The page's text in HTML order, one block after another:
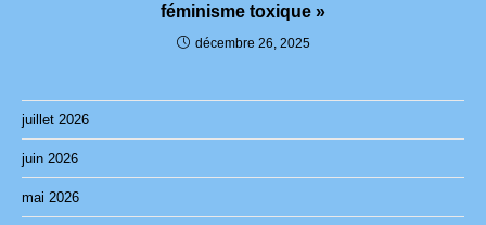
féminisme toxique »
décembre 26, 2025
juillet 2026
juin 2026
mai 2026